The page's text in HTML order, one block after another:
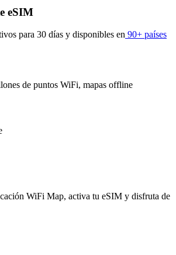
eSIM
para 30 días y disponibles en 90+ países
de puntos WiFi, mapas offline
WiFi Map, activa tu eSIM y disfruta de